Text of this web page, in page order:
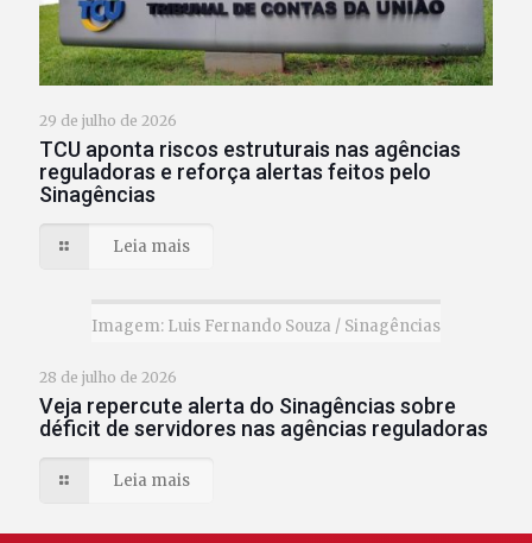
29 de julho de 2026
TCU aponta riscos estruturais nas agências
reguladoras e reforça alertas feitos pelo
Sinagências
Leia mais
Imagem: Luis Fernando Souza / Sinagências
28 de julho de 2026
Veja repercute alerta do Sinagências sobre
déficit de servidores nas agências reguladoras
Leia mais